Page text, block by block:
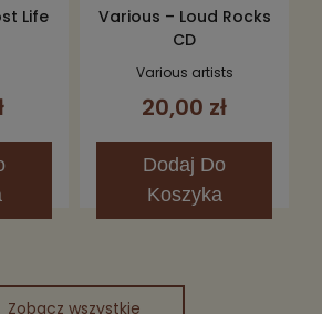
Life
Various – Loud Rocks
CD
Various artists
20,00 zł
Dodaj Do
Koszyka
Zobacz wszystkie